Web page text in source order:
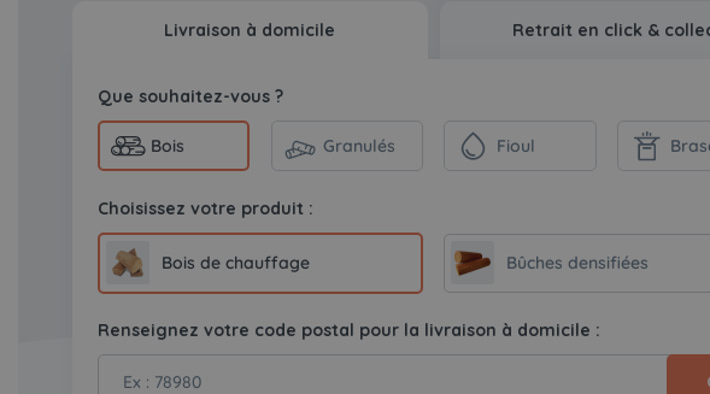
Livraison à domicile Retrait en click &
Que souhaitez-vous ?
Bois Granulés Fioul
Choisissez votre produit :
Bois de chauffage Bûches densifiées
Renseignez votre code postal pour la livraison à domicile :